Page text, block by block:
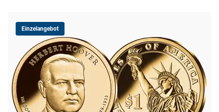
Einzelangebot